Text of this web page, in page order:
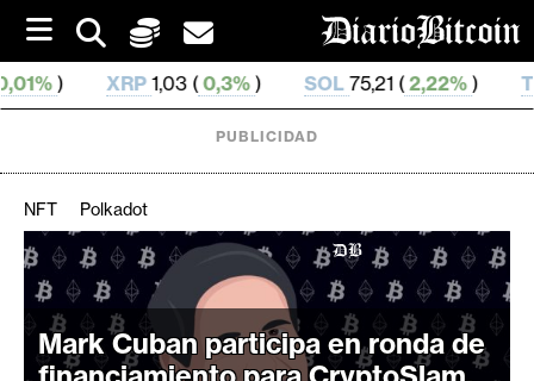
i
p
t
o
1,03 ( 0,3%) SOL75,21 ( 2,22%) TRX0,328
C
r
i
p
PUBLICIDAD
NFT Polkadot
Mark Cuban participa en ronda de